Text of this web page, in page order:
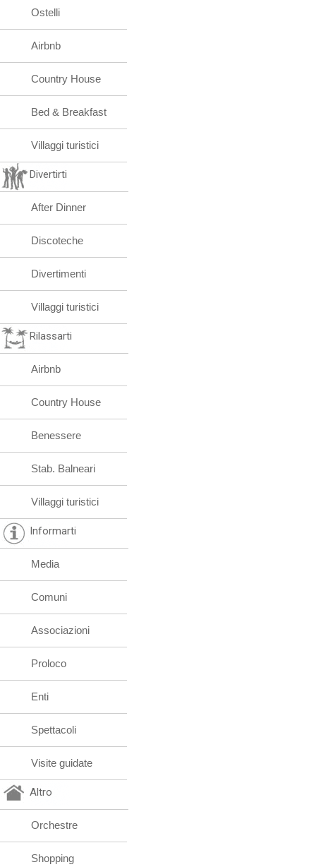
Ostelli
Airbnb
Country House
Bed & Breakfast
Villaggi turistici
Divertirti
After Dinner
Discoteche
Divertimenti
Villaggi turistici
Rilassarti
Airbnb
Country House
Benessere
Stab. Balneari
Villaggi turistici
Informarti
Media
Comuni
Associazioni
Proloco
Enti
Spettacoli
Visite guidate
Altro
Orchestre
Shopping